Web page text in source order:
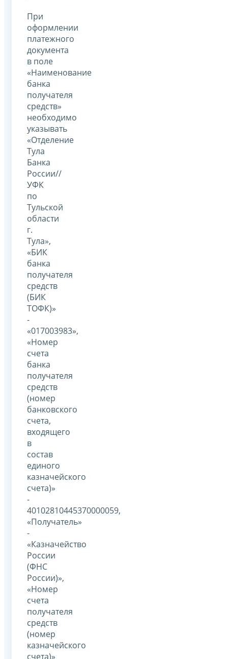
При
оформлении
платежного
документа
в поле
«Наименование
банка
получателя
средств»
необходимо
указывать
«Отделение
Тула
Банка
России//
УФК
по
Тульской
области
г.
Тула»,
«БИК
банка
получателя
средств
(БИК
ТОФК)»
-
«017003983»,
«Номер
счета
банка
получателя
средств
(номер
банковского
счета,
входящего
в
состав
единого
казначейского
счета)»
-
40102810445370000059,
«Получатель»
-
«Казначейство
России
(ФНС
России)»,
«Номер
счета
получателя
средств
(номер
казначейского
счета)»